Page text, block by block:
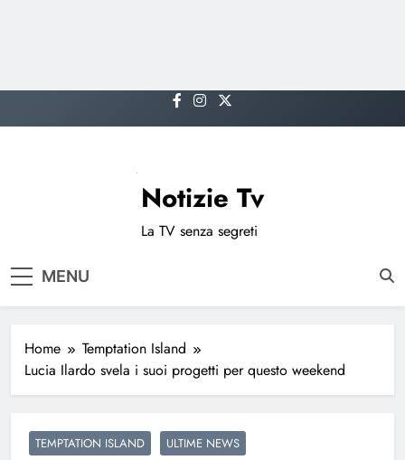
to
Notizie Tv
La TV senza segreti
MENU
Home
Temptation Island
Lucia Ilardo svela i suoi progetti per questo weekend
TEMPTATION ISLAND ULTIME NEWS